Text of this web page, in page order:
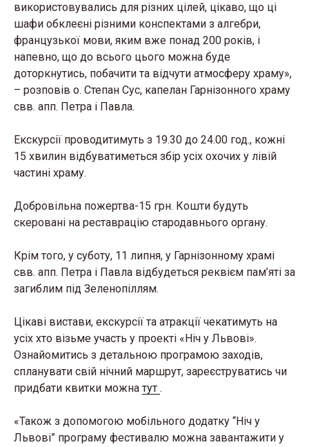
використовувались для різних цілей, цікаво, що ці
шафи обклеєні різними конспектами з алгебри,
французької мови, яким вже понад 200 років, і
напевно, що до всього цього можна буде
доторкнутись, побачити та відчути атмосферу храму»,
– розповів о. Степан Сус, капелан Гарнізонного храму
свв. апп. Петра і Павла.
Екскурсії проводитимуть з 19.30 до 24.00 год., кожні
15 хвилин відбуватиметься збір усіх охочих у лівій
частині храму.
Добровільна пожертва-15 грн. Кошти будуть
скеровані на реставрацію стародавнього органу.
Крім того, у суботу, 11 липня, у Гарнізонному храмі
свв. апп. Петра і Павла відбудеться реквієм пам’яті за
загиблим під Зеленопіллям.
Цікаві вистави, екскурсії та атракції чекатимуть на
усіх хто візьме участь у проекті «Ніч у Львові».
Ознайомитись з детальною програмою заходів,
спланувати свій нічний маршрут, зареєструватись чи
придбати квитки можна тут .
«Також з допомогою мобільного додатку “Ніч у
Львові” програму фестивалю можна завантажити у